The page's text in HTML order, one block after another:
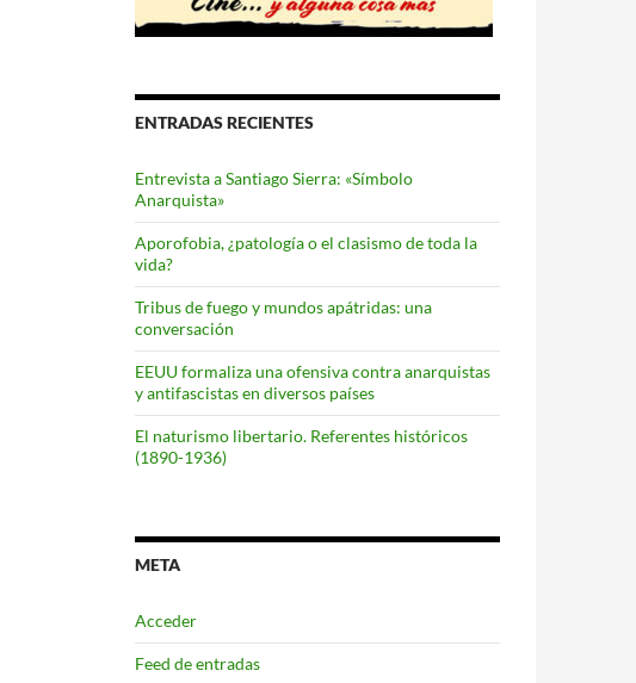
ENTRADAS RECIENTES
Entrevista a Santiago Sierra: «Símbolo
Anarquista»
Aporofobia, ¿patología o el clasismo de toda la
vida?
Tribus de fuego y mundos apátridas: una
conversación
EEUU formaliza una ofensiva contra anarquistas
y antifascistas en diversos países
El naturismo libertario. Referentes históricos
(1890-1936)
META
Acceder
Feed de entradas